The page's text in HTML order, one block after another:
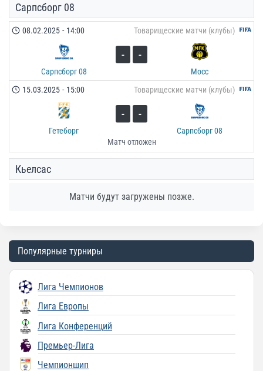
Сарпсборг 08
Товарищеские матчи (клубы)
08.02.2025 - 14:00
Сарпсборг 08
- -
Мосс
Товарищеские матчи (клубы)
15.03.2025 - 15:00
Гетеборг
- -
Сарпсборг 08
Матч отложен
Кьелсас
Матчи будут загружены позже.
Популярные турниры
Лига Чемпионов
Лига Европы
Лига Конференций
Премьер-Лига
Чемпионшип